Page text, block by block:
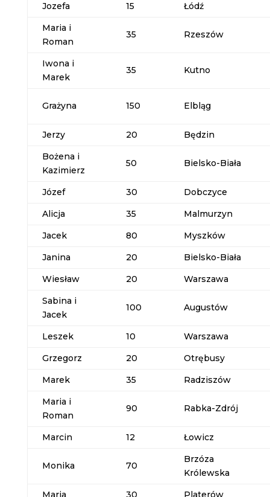
Jozefa
15
Łódź
Maria i
Roman
35 Rzeszów
Iwona i
Marek
35 Kutno
Grażyna 150 Elbląg
Jerzy 20
Będzin
Bożena i
Kazimierz
50 Bielsko-Biała
Józef 30
Dobczyce
Alicja
35
Malmurzyn
Jacek
80
Myszków
Janina
20
Bielsko-Biała
Wiesław
20
Warszawa
Sabina i
Jacek
100 Augustów
Leszek 10
Warszawa
Grzegorz
20
Otrębusy
Marek
35
Radziszów
Maria i
Roman
90 Rabka-Zdrój
Marcin 12 Łowicz
Monika 70
Brzóza
Królewska
Maria
30 Platerów